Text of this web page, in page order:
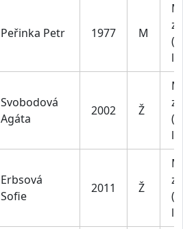
Peřinka Petr 1977 M
Svobodová
Agáta
2002 Ž
Erbsová
Sofie
2011 Ž